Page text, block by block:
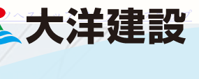
へスキップフッターへスキップ